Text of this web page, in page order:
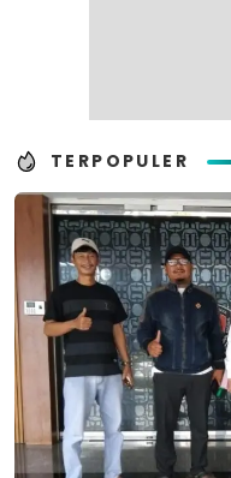
TERPOPULER